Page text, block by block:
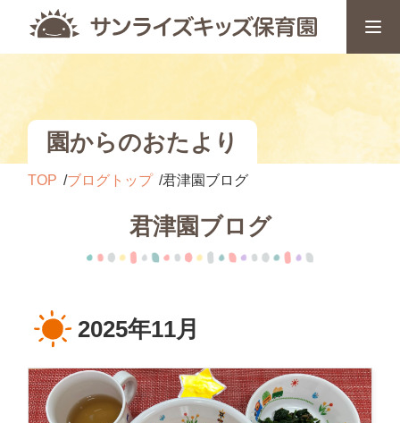
園からのおたより
TOP ブログトップ 君津園ブログ
君津園ブログ
2025年11月